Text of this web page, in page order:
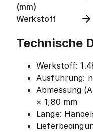
(mm)
Werkstoff
Technische
Werkstoff:
Ausführung:
Abmessung
× 1,80 mm
Länge: